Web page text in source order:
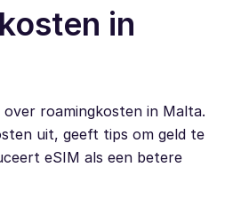
in
over roamingkosten in Malta.
uit, geeft tips om geld te
eSIM als een betere